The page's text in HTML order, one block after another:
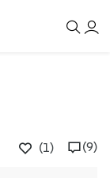
(1) (9)